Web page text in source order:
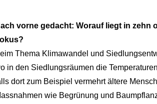
vorne gedacht: Worauf liegt in zehn
Thema Klimawandel und
in den Siedlungsräumen die
dort zum Beispiel vermehrt ältere
wie Begrünung und